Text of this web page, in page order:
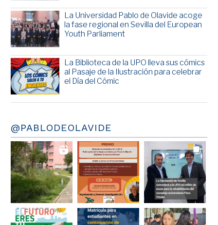
La Universidad Pablo de Olavide acoge
la fase regional en Sevilla del European
Youth Parliament
La Biblioteca de la UPO lleva sus cómics
al Pasaje de la Ilustración para celebrar
el Día del Cómic
@PABLODEOLAVIDE